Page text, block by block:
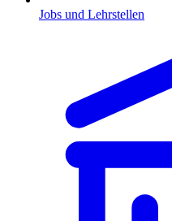
Jobs und Lehrstellen